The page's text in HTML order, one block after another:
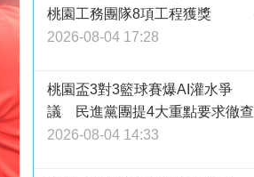
桃園工務團隊8項工程獲獎
2026-08-04 17:28
桃園盃3對3籃球賽爆AI灌水爭
議 民進黨團提4大重點要求徹查
2026-08-04 14:33